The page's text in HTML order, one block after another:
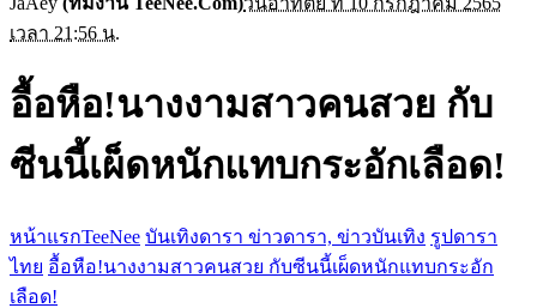
เวลา 21:56 น.
อื้อหือ!นางงามสาวคนสวย กับ
ซีนนี้เผ็ดหนักแทบกระอักเลือด!
หน้าแรกTeeNee บันเทิงดารา ข่าวดารา, ข่าวบันเทิง รูปดารา
ไทย อื้อหือ!นางงามสาวคนสวย กับซีนนี้เผ็ดหนักแทบกระอัก
เลือด!